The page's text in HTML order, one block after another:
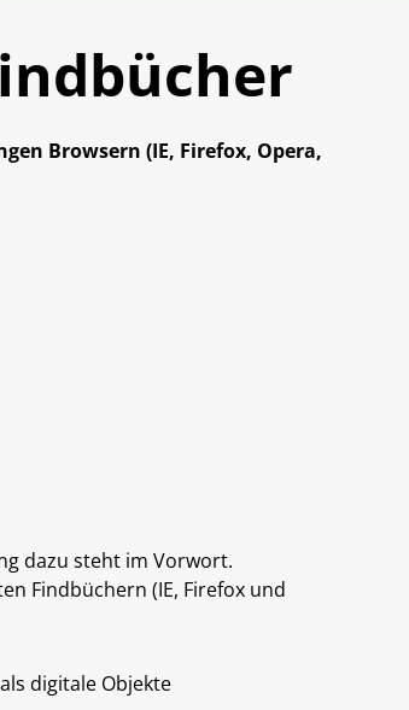
Browsern (IE, Firefox, Opera,
dazu steht im Vorwort.
Findbüchern (IE, Firefox und
digitale Objekte